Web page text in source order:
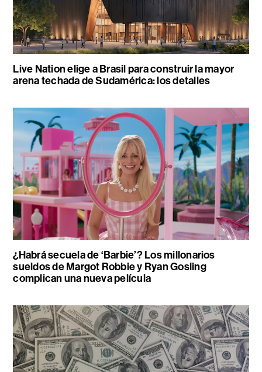
Live Nation elige a Brasil para construir la mayor
arena techada de Sudamérica: los detalles
¿Habrá secuela de ‘Barbie’? Los millonarios
sueldos de Margot Robbie y Ryan Gosling
complican una nueva película